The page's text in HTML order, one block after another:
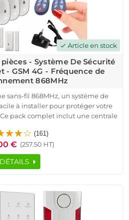
check Article en stock
- Système De Sécurité
- GSM 4G - Fréquence de
868MHz
sans-fil 868MHz, un système de
à installer pour protéger votre
pack complet inclut une centrale
ainsi qu'une sirène extérieure
sans fil sécurisée, vous recevez
sur votre smartphone en cas
toutes les box internet et fibre
à code tournant ASK assure
entre les appareils. Profitez d'une
d'une installation simple grâce à
(161)
€ (257.50 HT)
DÉTAILS